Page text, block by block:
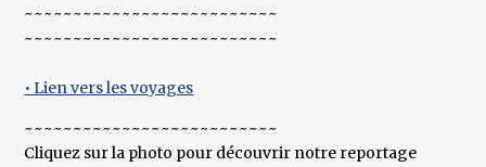
~~~~~~~~~~~~~~~~~~~~~~~~~~
~~~~~~~~~~~~~~~~~~~~~~~~~~
• Lien vers les voyages
~~~~~~~~~~~~~~~~~~~~~~~~~~
Cliquez sur la photo pour découvrir notre reportage